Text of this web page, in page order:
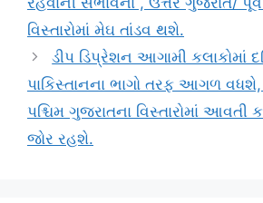
વિસ્તારોમાં મેઘ તાંડવ થશે.
ડીપ ડિપ્રેશન આગામી કલાકોમાં
પાકિસ્તાનના ભાગો તરફ આગળ
પશ્ચિમ ગુજરાતના વિસ્તારોમાં આવતી
જોર રહશે.